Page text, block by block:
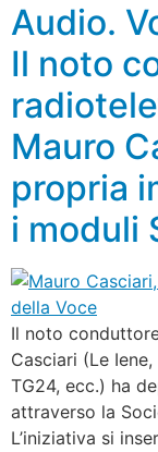
Audio.
Il noto
Mauro
propria
i moduli
Il noto
Casciari (Le
TG24, ecc.) ha
attraverso la
L’iniziativa si